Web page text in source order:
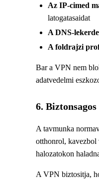
Az IP-cimed
latogatasaidat
A DNS-
A foldrajzi
Bar a VPN nem
adatvedelmi
6.
A tavmunka
otthonrol, kavezbol
halozatokon
A VPN biztositja,